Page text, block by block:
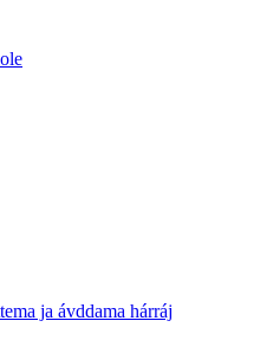
ja ávddama hárráj